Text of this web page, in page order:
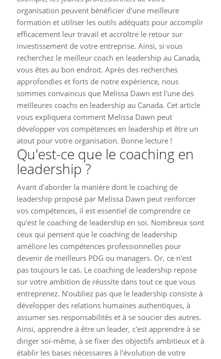
organisation peuvent bénéficier d'une meilleure
formation et utiliser les outils adéquats pour accomplir
efficacement leur travail et accroître le retour sur
investissement de votre entreprise. Ainsi, si vous
recherchez le meilleur coach en leadership au Canada,
vous êtes au bon endroit. Après des recherches
approfondies et forts de notre expérience, nous
sommes convaincus que Melissa Dawn est l'une des
meilleures coachs en leadership au Canada. Cet article
vous expliquera comment Melissa Dawn peut
développer vos compétences en leadership et être un
atout pour votre organisation. Bonne lecture !
Qu'est-ce que le coaching en
leadership ?
Avant d'aborder la manière dont le coaching de
leadership proposé par Melissa Dawn peut renforcer
vos compétences, il est essentiel de comprendre ce
qu'est le coaching de leadership en soi. Nombreux sont
ceux qui pensent que le coaching de leadership
améliore les compétences professionnelles pour
devenir de meilleurs PDG ou managers. Or, ce n'est
pas toujours le cas. Le coaching de leadership repose
sur votre ambition de réussite dans tout ce que vous
entreprenez. N'oubliez pas que le leadership consiste à
développer des relations humaines authentiques, à
assumer ses responsabilités et à se soucier des autres.
Ainsi, apprendre à être un leader, c'est apprendre à se
diriger soi-même, à se fixer des objectifs ambitieux et à
établir les bases nécessaires à l'évolution de votre